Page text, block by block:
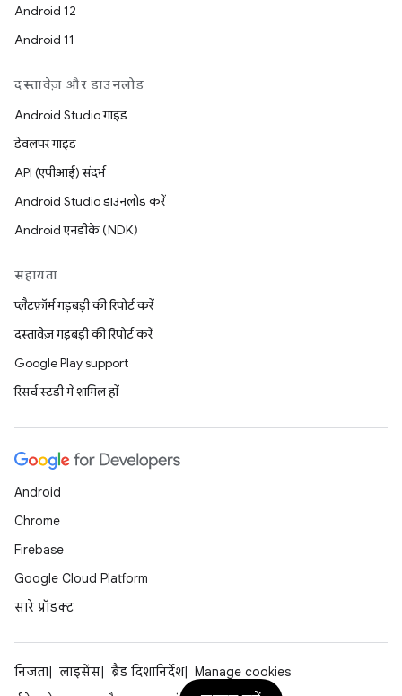
Android 12
Android 11
दस्तावेज़ और डाउनलोड
Android Studio गाइड
डेवलपर गाइड
API (एपीआई) संदर्भ
Android Studio डाउनलोड करें
Android एनडीके (NDK)
सहायता
प्लैटफ़ॉर्म गड़बड़ी की रिपोर्ट करें
दस्तावेज़ गड़बड़ी की रिपोर्ट करें
Google Play support
रिसर्च स्टडी में शामिल हों
Android
Chrome
Firebase
Google Cloud Platform
सारे प्रॉडक्ट
निजता लाइसेंस ब्रैंड दिशानिर्देश
Manage cookies